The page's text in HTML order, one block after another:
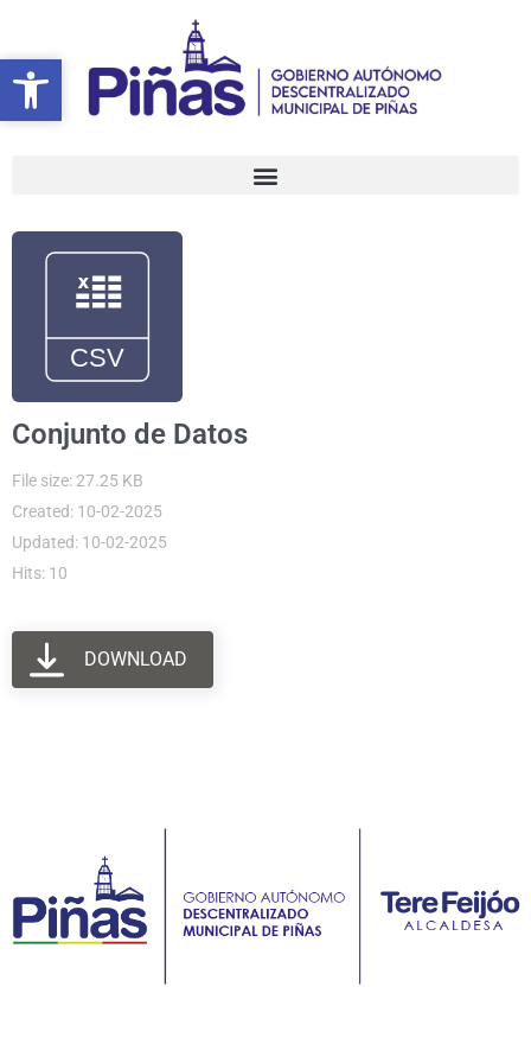
Abrir barra de herramientas
contenido
Conjunto de Datos
File size: 27.25 KB
Created: 10-02-2025
Updated: 10-02-2025
Hits: 10
DOWNLOAD
Abrir barra de herramientas